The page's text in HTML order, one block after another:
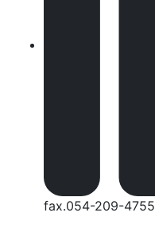
fax.054-209-4755